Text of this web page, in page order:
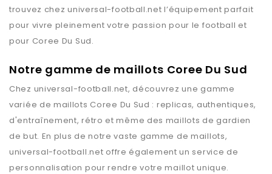
trouvez chezuniversal-football.net l’équipement parfait
pour vivre pleinement votre passion pour le football et
pour Coree Du Sud.
Notre gamme de maillots Coree Du Sud
Chez universal-football.net, découvrez une gamme
variée de maillots Coree Du Sud : replicas, authentiques,
d'entraînement, rétro et même des maillots de gardien
de but. En plus de notre vaste gamme de maillots,
universal-football.net offre également un service de
personnalisation pour rendre votre maillot unique.